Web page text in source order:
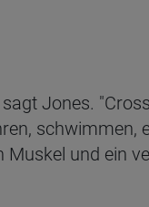
Jones.
schwimmen,
und ein